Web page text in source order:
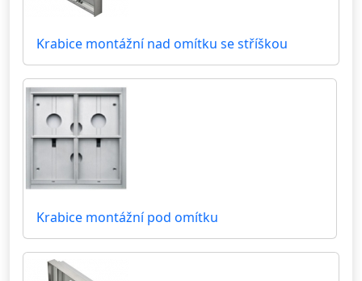
Krabice montážní nad omítku se stříškou
Krabice montážní pod omítku